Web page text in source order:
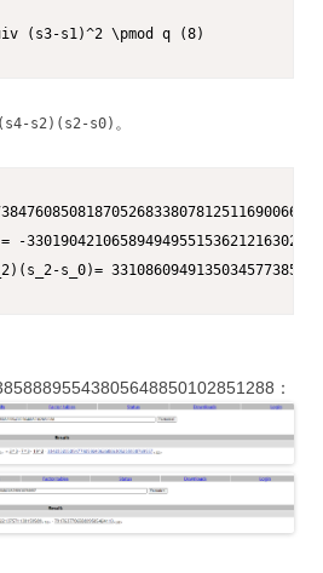
(s3-s1)^2 \pmod q (8)
s2)(s2-s0) 。
s_0)=
：